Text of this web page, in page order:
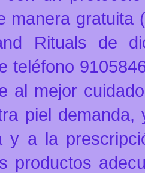
manera gratuita (
Rituals de
teléfono
al mejor
piel
y a la
productos